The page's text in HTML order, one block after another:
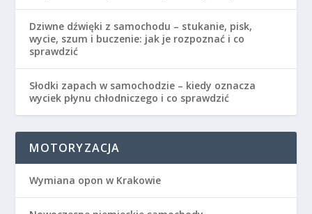
Dziwne dźwięki z samochodu – stukanie, pisk,
wycie, szum i buczenie: jak je rozpoznać i co
sprawdzić
Słodki zapach w samochodzie – kiedy oznacza
wyciek płynu chłodniczego i co sprawdzić
MOTORYZACJA
Wymiana opon w Krakowie